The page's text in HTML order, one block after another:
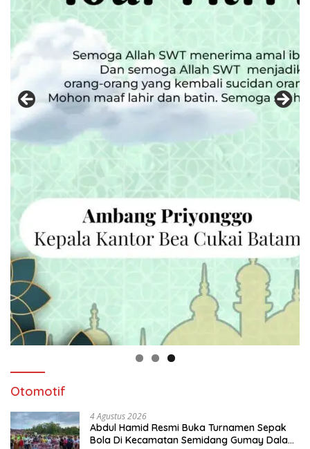
Otomotif
4 Agustus 2026
Abdul Hamid Resmi Buka Turnamen Sepak
Bola Di Kecamatan Semidang Gumay Dalam